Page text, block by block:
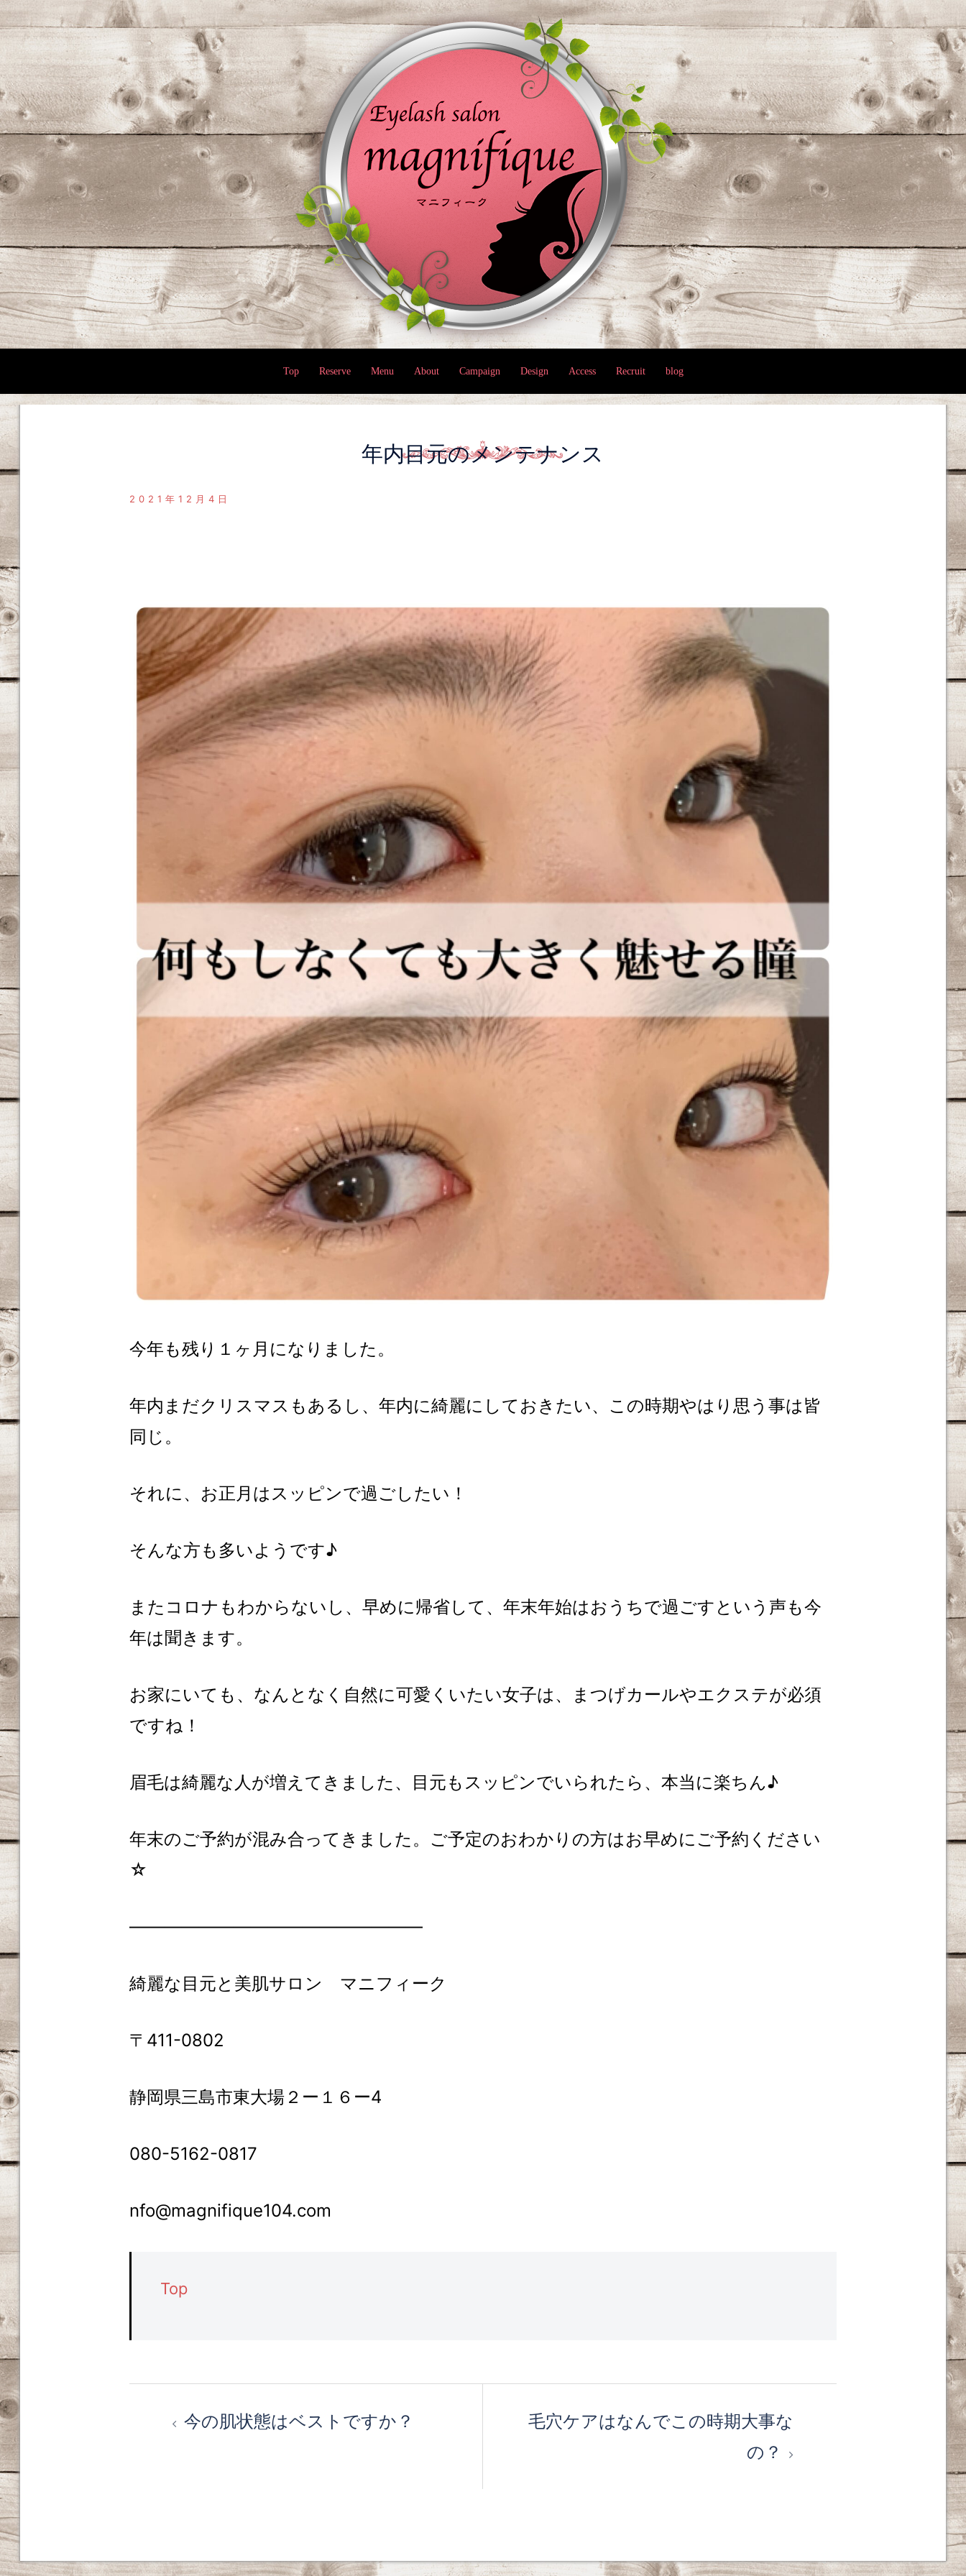
コ
ン
テ
ン
ツ
へ
ス
キ
ッ
プ
Top Reserve Menu About Campaign Design Access Recruit blog
年内目元のメンテナンス
2021年12月4日
今年も残り１ヶ月になりました。
年内まだクリスマスもあるし、年内に綺麗にしておきたい、この時期やはり思う事は皆
同じ。
それに、お正月はスッピンで過ごしたい！
そんな方も多いようです♪
またコロナもわからないし、早めに帰省して、年末年始はおうちで過ごすという声も今
年は聞きます。
お家にいても、なんとなく自然に可愛くいたい女子は、まつげカールやエクステが必須
ですね！
眉毛は綺麗な人が増えてきました、目元もスッピンでいられたら、本当に楽ちん♪
年末のご予約が混み合ってきました。ご予定のおわかりの方はお早めにご予約ください
☆
—————————————————
綺麗な目元と美肌サロン マニフィーク
〒411-0802
静岡県三島市東大場２ー１６ー4
080-5162-0817
nfo@magnifique104.com
Top
今の肌状態はベストですか？
毛穴ケアはなんでこの時期大事な
の？